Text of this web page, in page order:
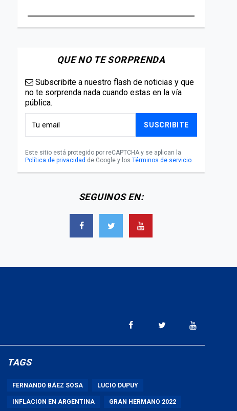
QUE NO TE SORPRENDA
Subscribite a nuestro flash de noticias y que
no te sorprenda nada cuando estas en la vía
pública.
SUSCRIBITE
Este sitio está protegido por reCAPTCHA y se aplican la
Política de privacidad de Google y los Términos de servicio.
SEGUINOS EN:
TAGS
FERNANDO BÁEZ SOSA LUCIO DUPUY
INFLACION EN ARGENTINA GRAN HERMANO 2022